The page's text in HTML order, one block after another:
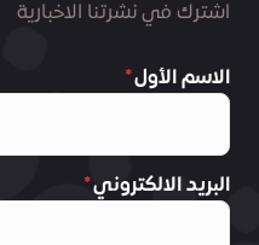
اشترك في نشرتنا الاخبارية
الاسم الأول
البريد الالكتروني